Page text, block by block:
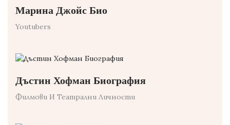
Марина Джойс Био
Youtubers
Дъстин Хофман Биография
Филмови И Театрални Личности